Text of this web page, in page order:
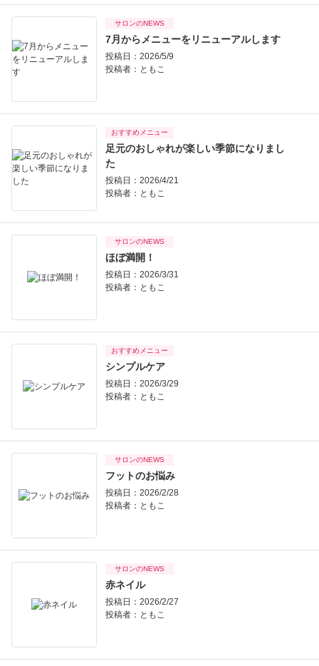
サロンのNEWS
7月からメニューをリニューアルします
投稿日：2026/5/9
投稿者： ともこ
おすすめメニュー
足元のおしゃれが楽しい季節になりまし
た
投稿日：2026/4/21
投稿者： ともこ
サロンのNEWS
ほぼ満開！
投稿日：2026/3/31
投稿者： ともこ
おすすめメニュー
シンプルケア
投稿日：2026/3/29
投稿者： ともこ
サロンのNEWS
フットのお悩み
投稿日：2026/2/28
投稿者： ともこ
サロンのNEWS
赤ネイル
投稿日：2026/2/27
投稿者： ともこ